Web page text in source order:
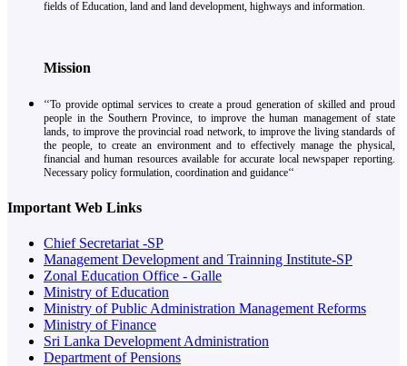
fields of Education, land and land development, highways and information.
Mission
‘‘To provide optimal services to create a proud generation of skilled and proud
people in the Southern Province, to improve the human management of state
lands, to improve the provincial road network, to improve the living standards of
the people, to create an environment and to effectively manage the physical,
financial and human resources available for accurate local newspaper reporting.
Necessary policy formulation, coordination and guidance‘‘
Important Web Links
Chief Secretariat -SP
Management Development and Trainning Institute-SP
Zonal Education Office - Galle
Ministry of Education
Ministry of Public Administration Management Reforms
Ministry of Finance
Sri Lanka Development Administration
Department of Pensions